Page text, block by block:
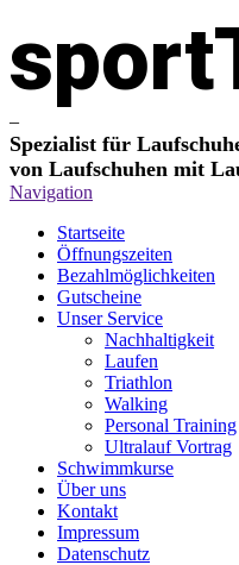
–
Spezialist für
von Laufschuhen mit
Navigation
Startseite
Öffnungszeiten
Bezahlmöglichkeiten
Gutscheine
Unser Service
Nachhaltigkeit
Laufen
Triathlon
Walking
Personal Training
Ultralauf Vortrag
Schwimmkurse
Über uns
Kontakt
Impressum
Datenschutz